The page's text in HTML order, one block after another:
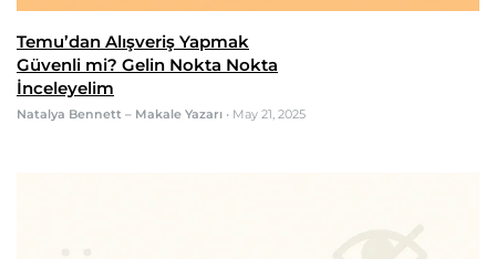
Temu’dan Alışveriş Yapmak
Güvenli mi? Gelin Nokta Nokta
İnceleyelim
Natalya Bennett – Makale Yazarı • May 21, 2025